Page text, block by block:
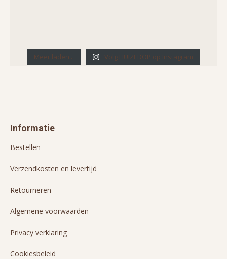
Meer laden... Volg HUIZEDOP op Instagram
Informatie
Bestellen
Verzendkosten en levertijd
Retourneren
Algemene voorwaarden
Privacy verklaring
Cookiesbeleid